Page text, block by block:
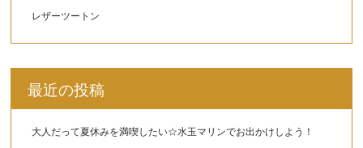
レザーツートン
最近の投稿
大人だって夏休みを満喫したい☆水玉マリンでお出かけしよう！